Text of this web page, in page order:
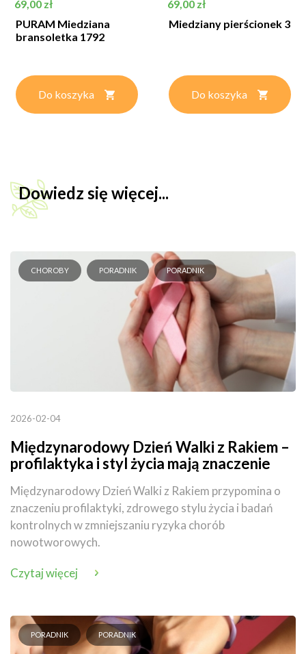
Cena
69,00 zł
PURAM Miedziana
bransoletka 1792
Do koszyka
Cena
69,00 zł
Miedziany pierścionek 3
Do koszyka
Dowiedz się więcej...
CHOROBY PORADNIK PORADNIK
2026-02-04
Międzynarodowy Dzień Walki z Rakiem –
profilaktyka i styl życia mają znaczenie
Międzynarodowy Dzień Walki z Rakiem przypomina o
znaczeniu profilaktyki, zdrowego stylu życia i badań
kontrolnych w zmniejszaniu ryzyka chorób
nowotworowych.
Czytaj więcej
PORADNIK PORADNIK